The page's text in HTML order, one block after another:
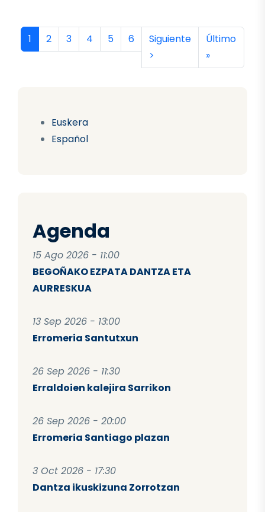
Euskera
Español
Agenda
15 Ago 2026 - 11:00
BEGOÑAKO EZPATA DANTZA ETA
AURRESKUA
13 Sep 2026 - 13:00
Erromeria Santutxun
26 Sep 2026 - 11:30
Erraldoien kalejira Sarrikon
26 Sep 2026 - 20:00
Erromeria Santiago plazan
3 Oct 2026 - 17:30
Dantza ikuskizuna Zorrotzan
Paginación
Página actual
1 Página
2 Página
3 Página
4 Página
5 Página
6 Siguiente página
Siguiente
>
Última
Último
»